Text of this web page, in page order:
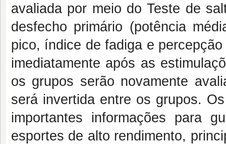
avaliada por meio do Teste de
desfecho primário (potência
pico, índice de fadiga e
imediatamente após as
os grupos serão novamente
será invertida entre os grupos.
importantes informações para
esportes de alto rendimento,